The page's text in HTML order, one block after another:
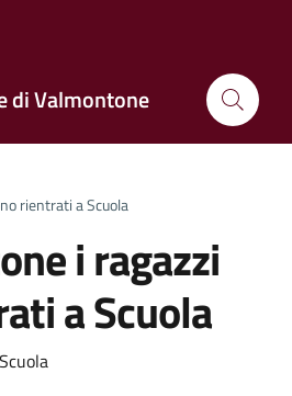
di Valmontone
rientrati a Scuola
i ragazzi
a Scuola